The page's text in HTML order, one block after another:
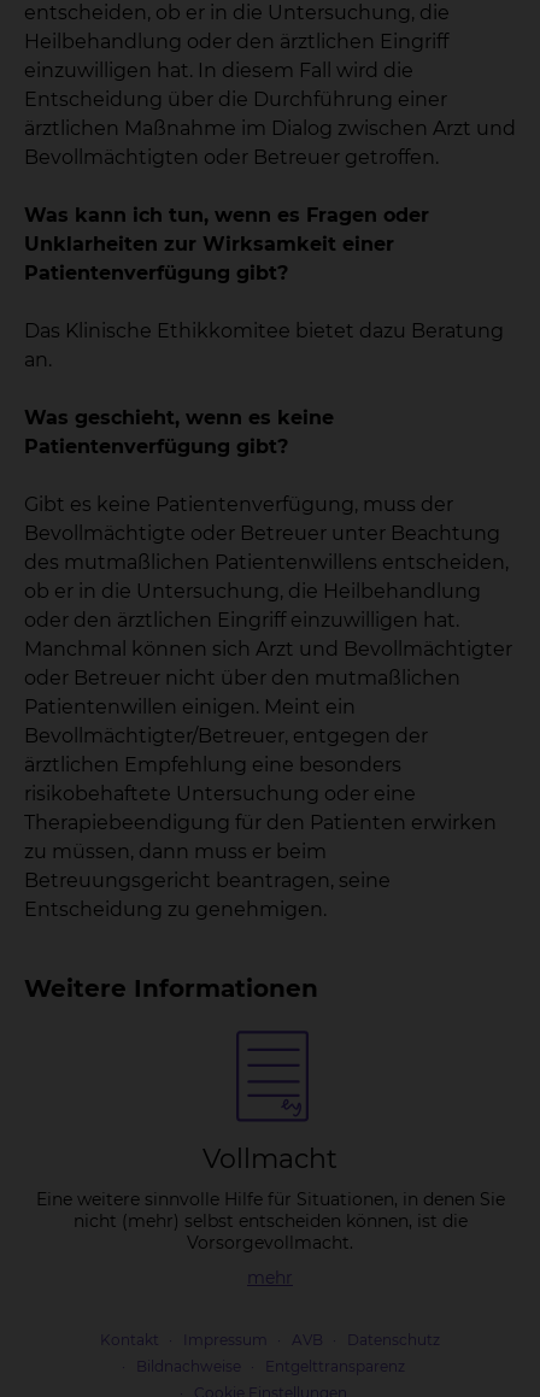
entscheiden, ob er in die Untersuchung, die
Heilbehandlung oder den ärztlichen Eingriff
einzuwilligen hat. In diesem Fall wird die
Entscheidung über die Durchführung einer
ärztlichen Maßnahme im Dialog zwischen Arzt und
Bevollmächtigten oder Betreuer getroffen.
Was kann ich tun, wenn es Fragen oder
Unklarheiten zur Wirksamkeit einer
Patientenverfügung gibt?
Das Klinische Ethikkomitee bietet dazu Beratung
an.
Was geschieht, wenn es keine
Patientenverfügung gibt?
Gibt es keine Patientenverfügung, muss der
Bevollmächtigte oder Betreuer unter Beachtung
des mutmaßlichen Patientenwillens entscheiden,
ob er in die Untersuchung, die Heilbehandlung
oder den ärztlichen Eingriff einzuwilligen hat.
Manchmal können sich Arzt und Bevollmächtigter
oder Betreuer nicht über den mutmaßlichen
Patientenwillen einigen. Meint ein
Bevollmächtigter/Betreuer, entgegen der
ärztlichen Empfehlung eine besonders
risikobehaftete Untersuchung oder eine
Therapiebeendigung für den Patienten erwirken
zu müssen, dann muss er beim
Betreuungsgericht beantragen, seine
Entscheidung zu genehmigen.
Weitere Informationen
Voll­macht
Eine weitere sinnvolle Hilfe für Situationen, in denen Sie
nicht (mehr) selbst entscheiden können, ist die
Vorsorgevollmacht.
mehr
Kontakt Impressum AVB
Datenschutz
Bildnachweise
Entgelttransparenz
Cookie Einstellungen